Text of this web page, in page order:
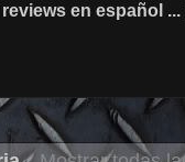
en español